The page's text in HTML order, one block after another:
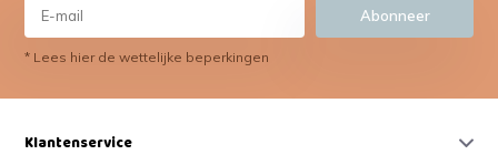
Abonneer
* Lees hier de wettelijke beperkingen
Klantenservice